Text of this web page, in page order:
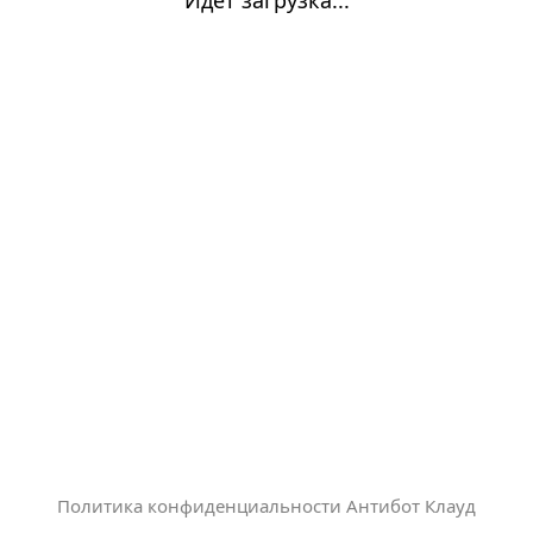
Политика конфиденциальности Антибот Клауд